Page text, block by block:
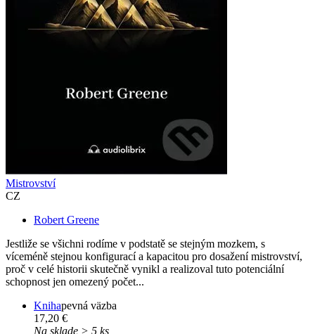
Mistrovství
CZ
Robert Greene
Jestliže se všichni rodíme v podstatě se stejným mozkem, s
víceméně stejnou konfigurací a kapacitou pro dosažení mistrovství,
proč v celé historii skutečně vynikl a realizoval tuto potenciální
schopnost jen omezený počet...
Knihapevná väzba
17,20 €
Na sklade > 5 ks